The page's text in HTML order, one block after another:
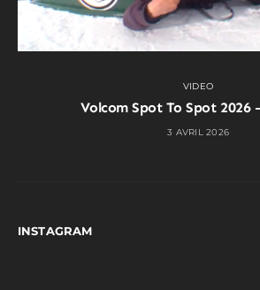
VIDEO
Volcom Spot To Spot 2026
3 AVRIL 2026
INSTAGRAM